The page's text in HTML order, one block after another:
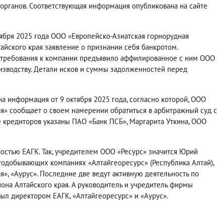
Соответствующая информация опубликована на сайте
2025 года ООО «Европейско-Азиатская горнорудная
края заявление о признании себя банкротом.
к компании предъявило аффилированное с ним ООО
Детали исков и суммы задолженностей перед
информация от 9 октября 2025 года, согласно которой, ООО
сообщает о своем намерении обратиться в арбитражный суд с
указаны ПАО «Банк ПСБ», Маргарита Уткина, ООО
ЕАГК. Так, учредителем ООО «Ресурс» значится Юрий
компаниях «Алтайгеоресурс» (Республика Алтай),
«Аурус». Последние две ведут активную деятельность по
Алтайского края. А руководитель и учредитель фирмы
директором ЕАГК, «Алтайгеоресурс» и «Аурус».